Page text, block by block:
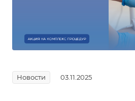
Новости 03.11.2025